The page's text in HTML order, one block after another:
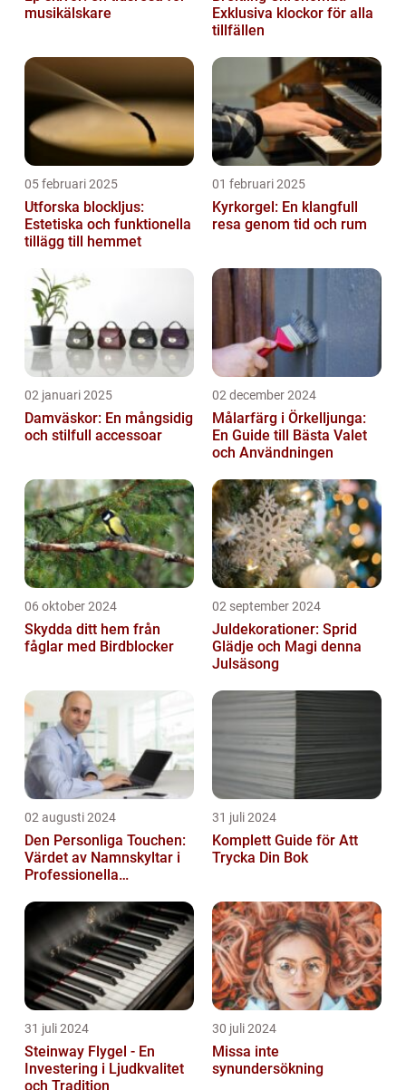
musikälskare
Exklusiva klockor för alla
tillfällen
05 februari 2025
Utforska blockljus:
Estetiska och funktionella
tillägg till hemmet
01 februari 2025
Kyrkorgel: En klangfull
resa genom tid och rum
02 januari 2025
Damväskor: En mångsidig
och stilfull accessoar
02 december 2024
Målarfärg i Örkelljunga:
En Guide till Bästa Valet
och Användningen
06 oktober 2024
Skydda ditt hem från
fåglar med Birdblocker
02 september 2024
Juldekorationer: Sprid
Glädje och Magi denna
Julsäsong
02 augusti 2024
Den Personliga Touchen:
Värdet av Namnskyltar i
Professionella
31 juli 2024
Komplett Guide för Att
Trycka Din Bok
31 juli 2024
Steinway Flygel - En
Investering i Ljudkvalitet
och Tradition
30 juli 2024
Missa inte
synundersökning